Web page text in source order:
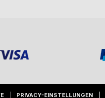
PRIVACY-EINSTELLUNGEN